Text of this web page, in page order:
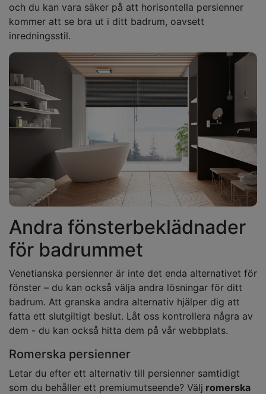
och du kan vara säker på att horisontella persienner
kommer att se bra ut i ditt badrum, oavsett
inredningsstil.
Andra fönsterbeklädnader
för badrummet
Venetianska persienner är inte det enda alternativet för
fönster – du kan också välja andra lösningar för ditt
badrum. Att granska andra alternativ hjälper dig att
fatta ett slutgiltigt beslut. Låt oss kontrollera några av
dem - du kan också hitta dem på vår webbplats.
Romerska persienner
Letar du efter ett alternativ till persienner samtidigt
som du behåller ett premiumutseende? Välj romerska